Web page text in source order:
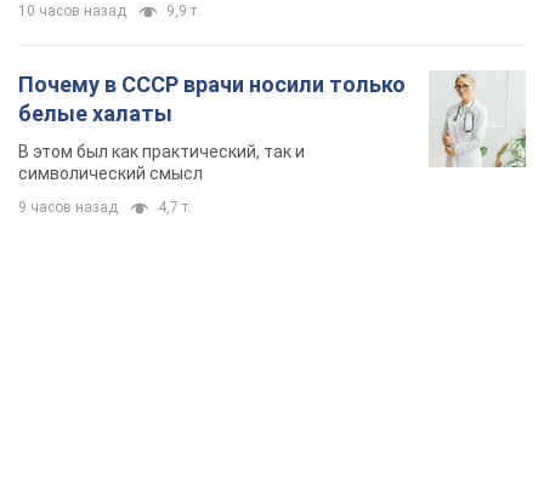
10 часов назад 9,9 т.
Почему в СССР врачи носили только
белые халаты
В этом был как практический, так и
символический смысл
9 часов назад 4,7 т.